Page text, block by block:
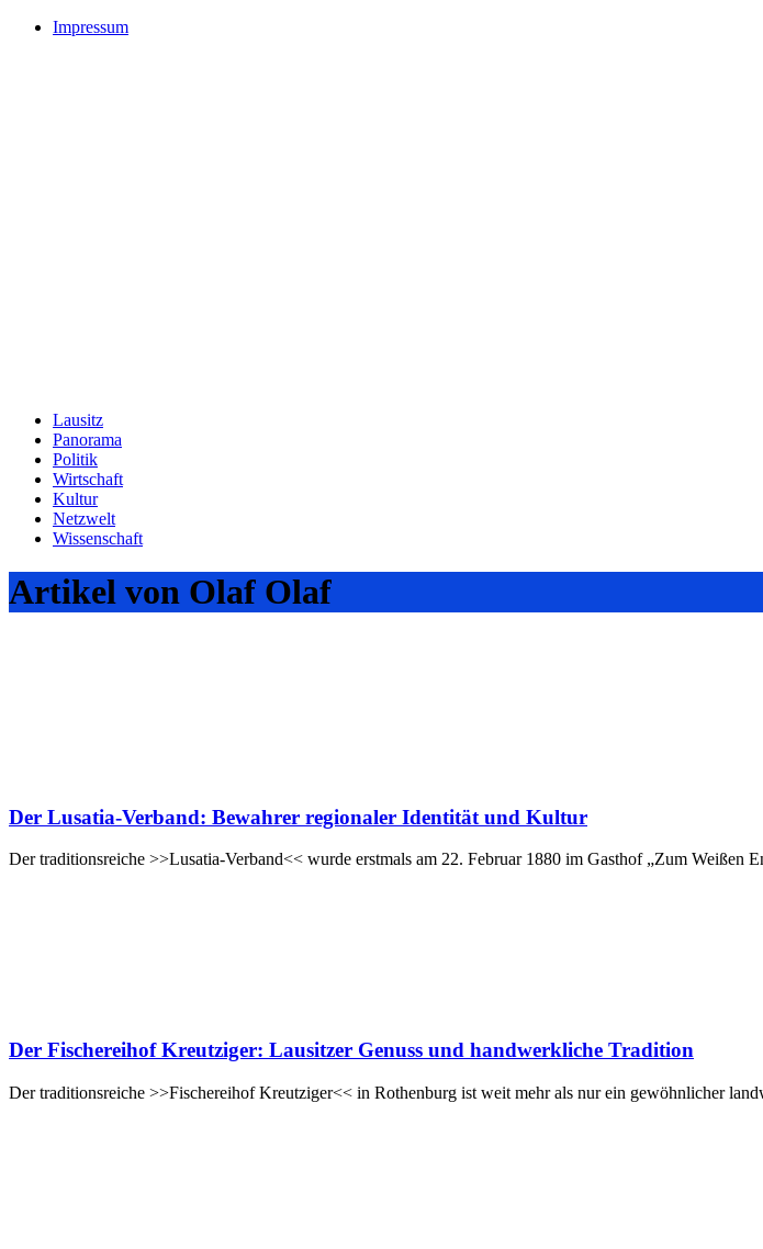
Impressum
Lausitz
Panorama
Politik
Wirtschaft
Kultur
Netzwelt
Wissenschaft
Artikel von Olaf Olaf
Der Lusatia-Verband: Bewahrer regionaler Identität und Kultur
Der traditionsreiche >>Lusatia-Verband<< wurde erstmals am 22. Februar 1880 im Gasthof „Zum Weißen
Der Fischereihof Kreutziger: Lausitzer Genuss und handwerkliche Tradition
Der traditionsreiche >>Fischereihof Kreutziger<< in Rothenburg ist weit mehr als nur ein gewöhnlicher